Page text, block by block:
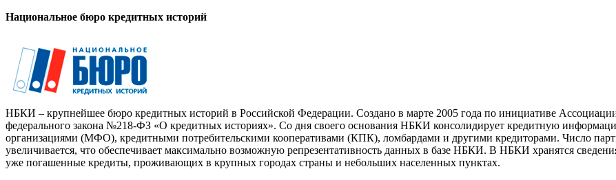
Национальное бюро кредитных историй
НБКИ – крупнейшее бюро кредитных историй в Российской Федерации. Создано в марте 2005 года по инициативе
федерального закона №218-ФЗ «О кредитных историях». Со дня своего основания НБКИ консолидирует кредитную
организациями (МФО), кредитными потребительскими кооперативами (КПК), ломбардами и другими кредиторами. Число
увеличивается, что обеспечивает максимально возможную репрезентативность данных в базе НБКИ. В НБКИ хранятся
уже погашенные кредиты, проживающих в крупных городах страны и небольших населенных пунктах.